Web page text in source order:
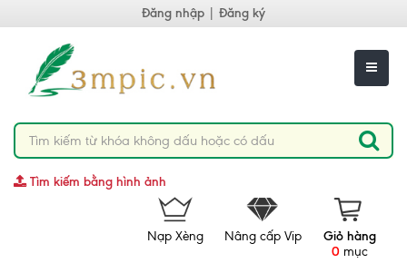
Đăng nhập Đăng ký
Tìm kiếm bằng hình ảnh
Giỏ hàng
0 mục
Nâng cấp Vip
Nạp Xèng